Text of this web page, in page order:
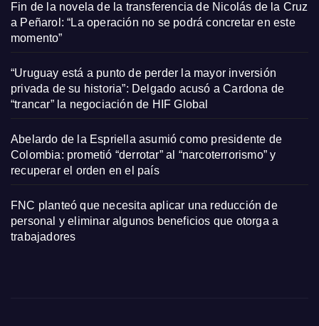
Fin de la novela de la transferencia de Nicolás de la Cruz
a Peñarol: “La operación no se podrá concretar en este
momento”
“Uruguay está a punto de perder la mayor inversión
privada de su historia”: Delgado acusó a Cardona de
“trancar” la negociación de HIF Global
Abelardo de la Espriella asumió como presidente de
Colombia: prometió “derrotar” al “narcoterrorismo” y
recuperar el orden en el país
FNC planteó que necesita aplicar una reducción de
personal y eliminar algunos beneficios que otorga a
trabajadores